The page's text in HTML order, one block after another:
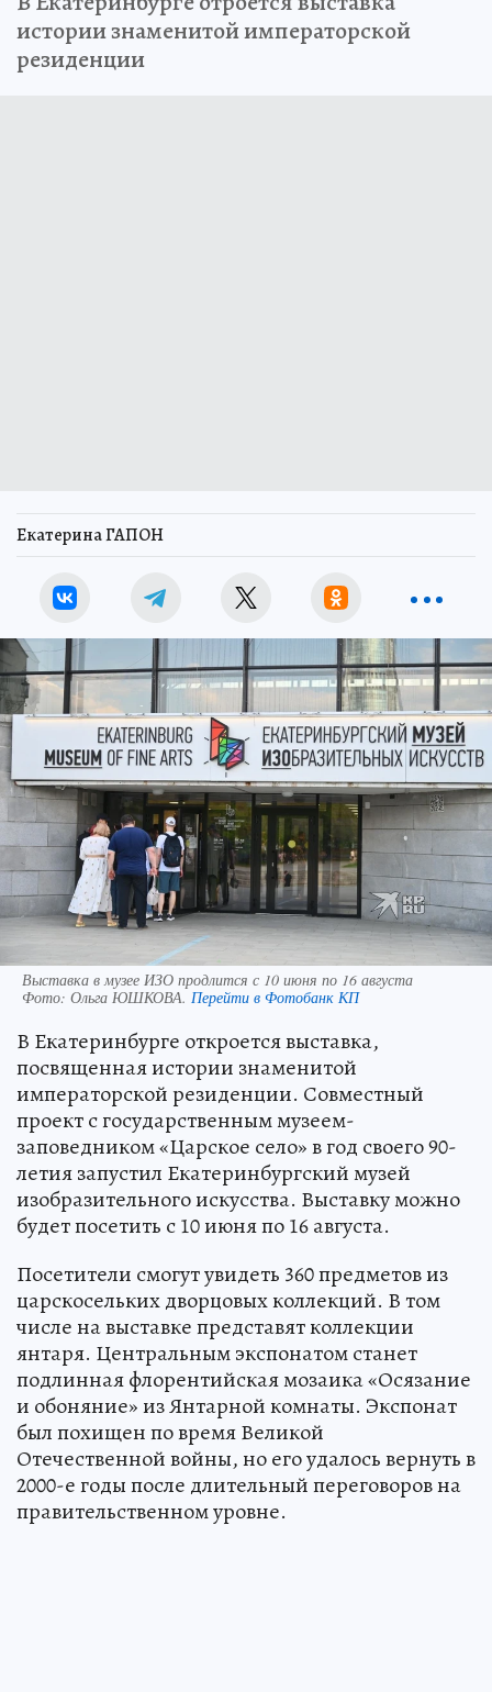
истории знаменитой императорской
резиденции
Екатерина ГАПОН
Выставка в музее ИЗО продлится с 10 июня по 16 августа
Фото: Ольга ЮШКОВА. Перейти в Фотобанк КП
В Екатеринбурге откроется выставка,
посвященная истории знаменитой
императорской резиденции. Совместный
проект с государственным музеем-
заповедником «Царское село» в год своего 90-
летия запустил Екатеринбургский музей
изобразительного искусства. Выставку можно
будет посетить с 10 июня по 16 августа.
Посетители смогут увидеть 360 предметов из
царскосельких дворцовых коллекций. В том
числе на выставке представят коллекции
янтаря. Центральным экспонатом станет
подлинная флорентийская мозаика «Осязание
и обоняние» из Янтарной комнаты. Экспонат
был похищен по время Великой
Отечественной войны, но его удалось вернуть в
2000-е годы после длительный переговоров на
правительственном уровне.